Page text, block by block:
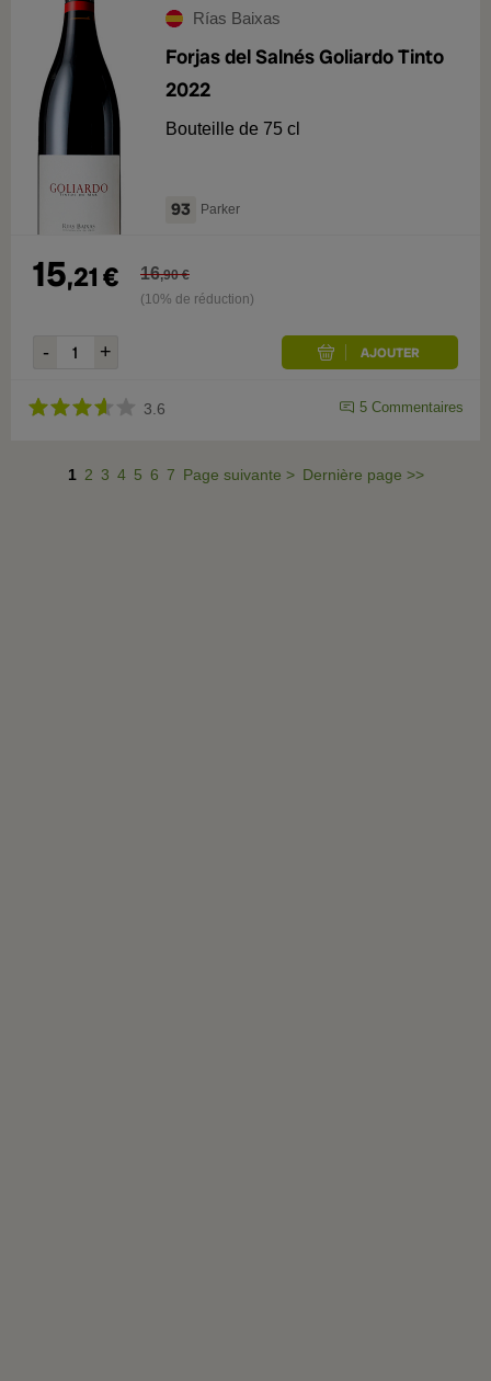
Rías Baixas
Forjas del Salnés Goliardo Tinto
2022
Bouteille de 75 cl
93 Parker
15,21€ 16,90€
(10% de réduction)
3.6 5 Commentaires
1 2 3 4 5 6 7 Page suivante > Dernière page >>